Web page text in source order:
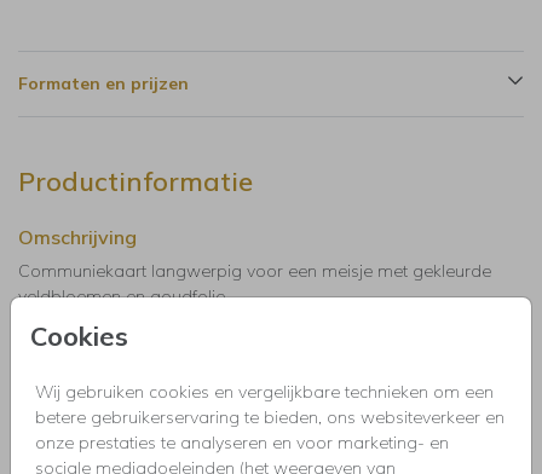
Cookies
Wij gebruiken cookies en vergelijkbare technieken om een
betere gebruikerservaring te bieden, ons websiteverkeer en
onze prestaties te analyseren en voor marketing- en
sociale mediadoeleinden (het weergeven van
Formaten en prijzen
Productinformatie
Omschrijving
Communiekaart langwerpig voor een meisje met gekleurde
veldbloemen en goudfolie.
Uitnodigingen kinderfeestje, doopfeest, babyshower,
communie, geslaagd, high tea, housewarming, jubileum,
kerstdiner, pensioen, save the dat, tuinfeest, BBQ of verjaardag.